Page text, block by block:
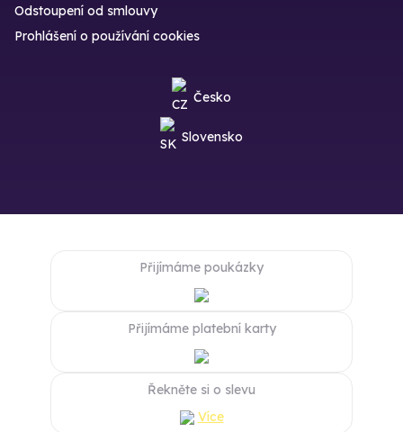
Odstoupení od smlouvy
Prohlášení o používání cookies
Česko
Slovensko
Přijímáme poukázky
Přijímáme platební karty
Řekněte si o slevu
Více